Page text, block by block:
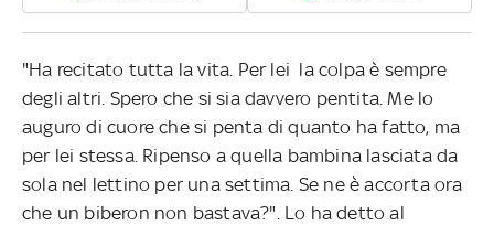
"Ha recitato tutta la vita. Per lei la colpa è sempre
degli altri. Spero che si sia davvero pentita. Me lo
auguro di cuore che si penta di quanto ha fatto, ma
per lei stessa. Ripenso a quella bambina lasciata da
sola nel lettino per una settima. Se ne è accorta ora
che un biberon non bastava?". Lo ha detto al